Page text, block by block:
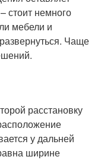
стоит немного
мебели и
Чаще
расстановку
у дальней
ширине